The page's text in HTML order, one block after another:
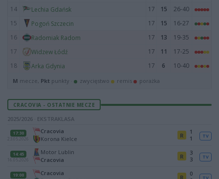
14
Lechia Gdańsk 17 15
26-40
15
Pogoń Szczecin 17 15
16-27
16
Radomiak Radom 17 13
19-35
17
Widzew Łódź 17 11
17-25
18
Arka Gdynia 17 6 10-40
M mecze, Pkt punkty · zwycięstwo remis porażka
CRACOVIA - OSTATNIE MECZE
2025/2026 · EKSTRAKLASA
17:30
23.05.2026
Cracovia
Korona Kielce
R
1
1
TV
14:45
16.05.2026
Motor Lublin
Cracovia
R
3
3
TV
19:00
Cracovia
R
0
TV